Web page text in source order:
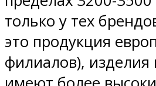
только у тех
это продукция
филиалов), изделия